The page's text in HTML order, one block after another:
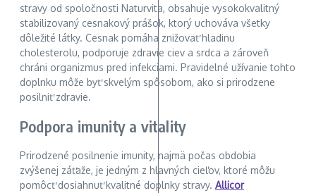
stravy od spoločnosti Naturvita, obsahuje vysokokvalitný
stabilizovaný cesnakový prášok, ktorý uchováva všetky
dôležité látky. Cesnak pomáha znižovať hladinu
cholesterolu, podporuje zdravie ciev a srdca a zároveň
chráni organizmus pred infekciami. Pravidelné užívanie tohto
doplnku môže byť skvelým spôsobom, ako si prirodzene
posilniť zdravie.
Podpora imunity a vitality
Prirodzené posilnenie imunity, najmä počas obdobia
zvýšenej záťaže, je jedným z hlavných cieľov, ktoré môžu
pomôcť dosiahnuť kvalitné doplnky stravy. Allicor